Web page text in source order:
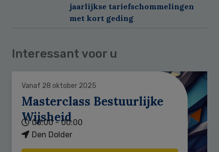
jaarlijkse tariefschommelingen
met kort geding
Interessant voor u
Vanaf 28 oktober 2025
Masterclass Bestuurlijke
Wijsheid
00:00 - 00:00
Den Dolder